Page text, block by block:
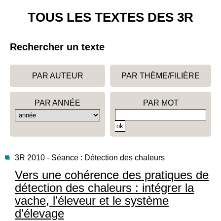
TOUS LES TEXTES DES 3R
Rechercher un texte
PAR AUTEUR PAR THÈME/FILIÈRE
PAR ANNÉE PAR MOT
3R 2010 - Séance : Détection des chaleurs
Vers une cohérence des pratiques de
détection des chaleurs : intégrer la
vache, l’éleveur et le système
d’élevage